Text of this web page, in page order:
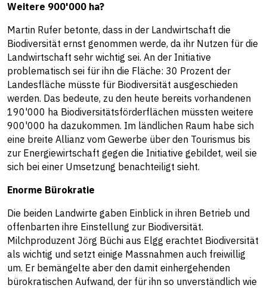
Weitere 900'000 ha?
Martin Rufer betonte, dass in der Landwirtschaft die
Biodiversität ernst genommen werde, da ihr Nutzen für die
Landwirtschaft sehr wichtig sei. An der Initiative
problematisch sei für ihn die Fläche: 30 Prozent der
Landesfläche müsste für Biodiversität ausgeschieden
werden. Das bedeute, zu den heute bereits vorhandenen
190'000 ha Biodiversitätsförderflächen müssten weitere
900'000 ha dazukommen. Im ländlichen Raum habe sich
eine breite Allianz vom Gewerbe über den Tourismus bis
zur Energiewirtschaft gegen die Initiative gebildet, weil sie
sich bei einer Umsetzung benachteiligt sieht.
Enorme Bürokratie
Die beiden Landwirte gaben Einblick in ihren Betrieb und
offenbarten ihre Einstellung zur Biodiversität.
Milchproduzent Jörg Büchi aus Elgg erachtet Biodiversität
als wichtig und setzt einige Massnahmen auch freiwillig
um. Er bemängelte aber den damit einhergehenden
bürokratischen Aufwand, der für ihn so unverständlich wie